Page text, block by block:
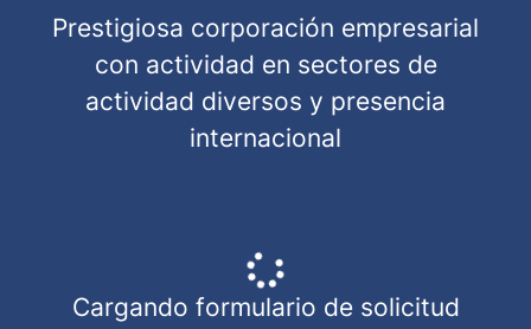
Prestigiosa corporación empresarial
con actividad en sectores de
actividad diversos y presencia
internacional
Cargando formulario de solicitud